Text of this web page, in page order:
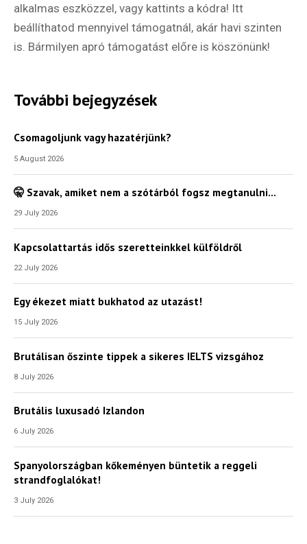
alkalmas eszközzel, vagy kattints a kódra! Itt
beállíthatod mennyivel támogatnál, akár havi szinten
is. Bármilyen apró támogatást előre is köszönünk!
További bejegyzések
Csomagoljunk vagy hazatérjünk?
5 August 2026
🤫 Szavak, amiket nem a szótárból fogsz megtanulni…
29 July 2026
Kapcsolattartás idős szeretteinkkel külföldről
22 July 2026
Egy ékezet miatt bukhatod az utazást!
15 July 2026
Brutálisan őszinte tippek a sikeres IELTS vizsgához
8 July 2026
Brutális luxusadó Izlandon
6 July 2026
Spanyolországban kőkeményen büntetik a reggeli
strandfoglalókat!
3 July 2026